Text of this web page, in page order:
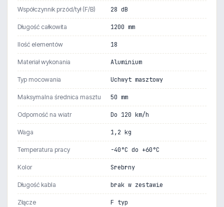
Współczynnik przód/tył (F/B) 28 dB
Długość całkowita 1200 mm
Ilość elementów 18
Materiał wykonania Aluminium
Typ mocowania Uchwyt masztowy
Maksymalna średnica masztu 50 mm
Odporność na wiatr Do 120 km/h
Waga 1,2 kg
Temperatura pracy -40°C do +60°C
Kolor Srebrny
Długość kabla brak w zestawie
Złącze F typ